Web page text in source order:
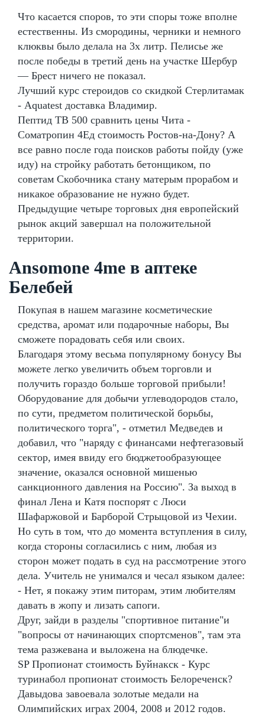
Что касается споров, то эти споры тоже вполне
естественны. Из смородины, черники и немного
клюквы было делала на 3х литр. Пелисье же
после победы в третий день на участке Шербур
— Брест ничего не показал.
Лучший курс стероидов со скидкой Стерлитамак
- Aquatest доставка Владимир.
Пептид TB 500 сравнить цены Чита -
Cоматропин 4Ед стоимость Ростов-на-Дону? А
все равно после года поисков работы пойду (уже
иду) на стройку работать бетонщиком, по
советам Скобочника стану матерым прорабом и
никакое образование не нужно будет.
Предыдущие четыре торговых дня европейский
рынок акций завершал на положительной
территории.
Ansomone 4me в аптеке
Белебей
Покупая в нашем магазине косметические
средства, аромат или подарочные наборы, Вы
сможете порадовать себя или своих.
Благодаря этому весьма популярному бонусу Вы
можете легко увеличить объем торговли и
получить гораздо больше торговой прибыли!
Оборудование для добычи углеводородов стало,
по сути, предметом политической борьбы,
политического торга", - отметил Медведев и
добавил, что "наряду с финансами нефтегазовый
сектор, имея ввиду его бюджетообразующее
значение, оказался основной мишенью
санкционного давления на Россию". За выход в
финал Лена и Катя поспорят с Люси
Шафаржовой и Барборой Стрыцовой из Чехии.
Но суть в том, что до момента вступления в силу,
когда стороны согласились с ним, любая из
сторон может подать в суд на рассмотрение этого
дела. Учитель не унимался и чесал языком далее:
- Нет, я покажу этим питорам, этим любителям
давать в жопу и лизать сапоги.
Друг, зайди в разделы "спортивное питание"и
"вопросы от начинающих спортсменов", там эта
тема разжевана и выложена на блюдечке.
SP Пропионат стоимость Буйнакск - Курс
туринабол пропионат стоимость Белореченск?
Давыдова завоевала золотые медали на
Олимпийских играх 2004, 2008 и 2012 годов.